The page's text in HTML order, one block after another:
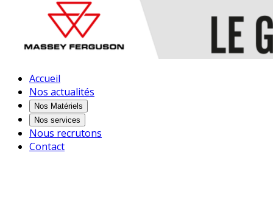
Accueil
Nos actualités
Nos Matériels
Nos services
Nous recrutons
Contact